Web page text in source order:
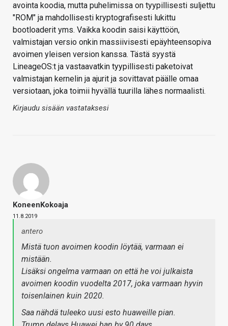
avointa koodia, mutta puhelimissa on tyypillisesti suljettu
"ROM" ja mahdollisesti kryptografisesti lukittu
bootloaderit yms. Vaikka koodin saisi käyttöön,
valmistajan versio onkin massiivisesti epäyhteensopiva
avoimen yleisen version kanssa. Tästä syystä
LineageOS:t ja vastaavatkin tyypillisesti paketoivat
valmistajan kernelin ja ajurit ja sovittavat päälle omaa
versiotaan, joka toimii hyvällä tuurilla lähes normaalisti.
Kirjaudu sisään vastataksesi
KoneenKokoaja
11.8.2019
antero
Mistä tuon avoimen koodin löytää, varmaan ei
mistään.
Lisäksi ongelma varmaan on että he voi julkaista
avoimen koodin vuodelta 2017, joka varmaan hyvin
toisenlainen kuin 2020.
Saa nähdä tuleeko uusi esto huaweille pian.